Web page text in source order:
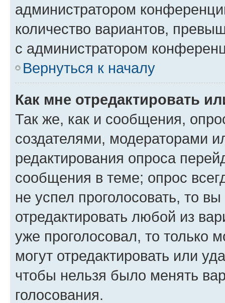
администратором
количество вариантов,
с администратором
Вернуться к началу
Как мне отредактировать
Так же, как и сообщения,
создателями, модераторами
редактирования опроса
сообщения в теме; опрос
не успел проголосовать, то
отредактировать любой из
уже проголосовал, то только
могут отредактировать или
чтобы нельзя было менять
голосования.